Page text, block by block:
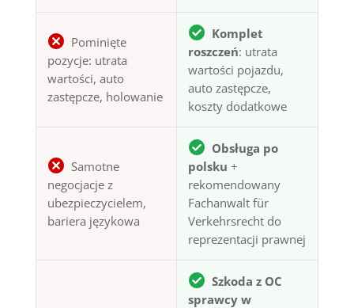
Pominięte
pozycje: utrata
wartości, auto
zastępcze, holowanie
Komplet
roszczeń: utrata
wartości pojazdu,
auto zastępcze,
koszty dodatkowe
Samotne
negocjacje z
ubezpieczycielem,
bariera językowa
Obsługa po
polsku +
rekomendowany
Fachanwalt für
Verkehrsrecht do
reprezentacji prawnej
Szkoda z OC
sprawcy w